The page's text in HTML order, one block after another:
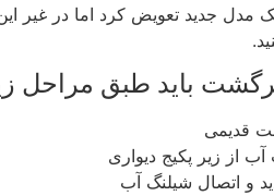
مدل جدید تعویض کرد اما در غیر
باید طبق مراحل
قدیمی
از زیر پکیج دیواری
و اتصال شیلنگ آب